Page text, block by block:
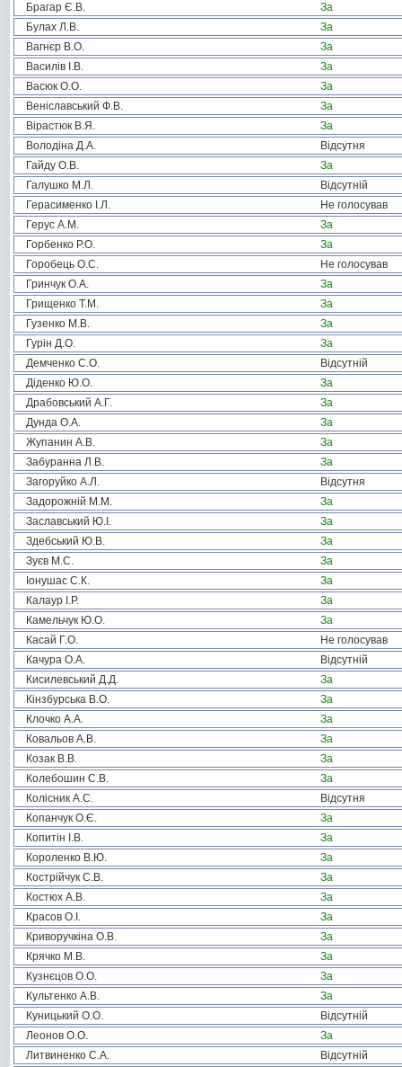
Брагар Є.В.
За
Булах Л.В.
За
Вагнєр В.О.
За
Василів І.В.
За
Васюк О.О.
За
Веніславський Ф.В.
За
Вірастюк В.Я.
За
Володіна Д.А.
Відсутня
Гайду О.В.
За
Галушко М.Л.
Відсутній
Герасименко І.Л.
Не голосував
Герус А.М.
За
Горбенко Р.О.
За
Горобець О.С.
Не голосував
Гринчук О.А.
За
Грищенко Т.М.
За
Гузенко М.В.
За
Гурін Д.О.
За
Демченко С.О.
Відсутній
Діденко Ю.О.
За
Драбовський А.Г.
За
Дунда О.А.
За
Жупанин А.В.
За
Забуранна Л.В.
За
Загоруйко А.Л.
Відсутня
Задорожній М.М.
За
Заславський Ю.І.
За
Здебський Ю.В.
За
Зуєв М.С.
За
Іонушас С.К.
За
Калаур І.Р.
За
Камельчук Ю.О.
За
Касай Г.О.
Не голосував
Качура О.А.
Відсутній
Кисилевський Д.Д.
За
Кінзбурська В.О.
За
Клочко А.А.
За
Ковальов А.В.
За
Козак В.В.
За
Колебошин С.В.
За
Колісник А.С.
Відсутня
Копанчук О.Є.
За
Копитін І.В.
За
Короленко В.Ю.
За
Кострійчук С.В.
За
Костюх А.В.
За
Красов О.І.
За
Криворучкіна О.В.
За
Крячко М.В.
За
Кузнєцов О.О.
За
Культенко А.В.
За
Куницький О.О.
Відсутній
Леонов О.О.
За
Литвиненко С.А.
Відсутній